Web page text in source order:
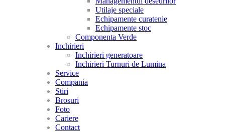
Utilaje speciale
Echipamente curatenie
Echipamente stoc
Componenta Verde
Inchirieri
Inchirieri generatoare
Inchirieri Turnuri de Lumina
Service
Compania
Stiri
Brosuri
Foto
Cariere
Contact